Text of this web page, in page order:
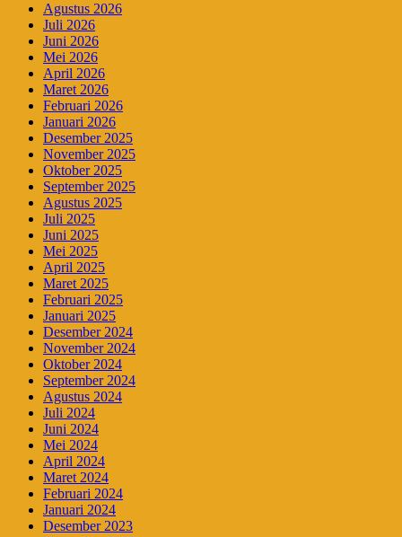
Agustus 2026
Juli 2026
Juni 2026
Mei 2026
April 2026
Maret 2026
Februari 2026
Januari 2026
Desember 2025
November 2025
Oktober 2025
September 2025
Agustus 2025
Juli 2025
Juni 2025
Mei 2025
April 2025
Maret 2025
Februari 2025
Januari 2025
Desember 2024
November 2024
Oktober 2024
September 2024
Agustus 2024
Juli 2024
Juni 2024
Mei 2024
April 2024
Maret 2024
Februari 2024
Januari 2024
Desember 2023